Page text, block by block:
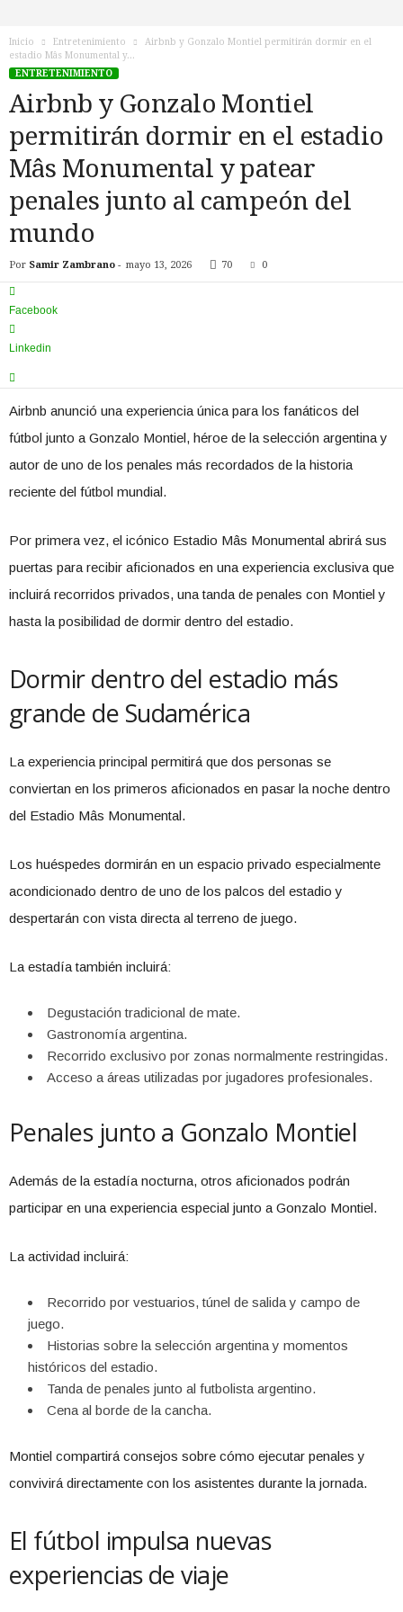
Inicio Entretenimiento
Airbnb y Gonzalo Montiel permitirán dormir en el
estadio Mâs Monumental y...
ENTRETENIMIENTO
Airbnb y Gonzalo Montiel
permitirán dormir en el estadio
Mâs Monumental y patear
penales junto al campeón del
mundo
Por Samir Zambrano - mayo 13, 2026 70 0
Facebook
Linkedin
Airbnb anunció una experiencia única para los fanáticos del
fútbol junto a Gonzalo Montiel, héroe de la selección argentina y
autor de uno de los penales más recordados de la historia
reciente del fútbol mundial.
Por primera vez, el icónico Estadio Mâs Monumental abrirá sus
puertas para recibir aficionados en una experiencia exclusiva que
incluirá recorridos privados, una tanda de penales con Montiel y
hasta la posibilidad de dormir dentro del estadio.
Dormir dentro del estadio más
grande de Sudamérica
La experiencia principal permitirá que dos personas se
conviertan en los primeros aficionados en pasar la noche dentro
del Estadio Mâs Monumental.
Los huéspedes dormirán en un espacio privado especialmente
acondicionado dentro de uno de los palcos del estadio y
despertarán con vista directa al terreno de juego.
La estadía también incluirá:
Degustación tradicional de mate.
Gastronomía argentina.
Recorrido exclusivo por zonas normalmente restringidas.
Acceso a áreas utilizadas por jugadores profesionales.
Penales junto a Gonzalo Montiel
Además de la estadía nocturna, otros aficionados podrán
participar en una experiencia especial junto a Gonzalo Montiel.
La actividad incluirá:
Recorrido por vestuarios, túnel de salida y campo de
juego.
Historias sobre la selección argentina y momentos
históricos del estadio.
Tanda de penales junto al futbolista argentino.
Cena al borde de la cancha.
Montiel compartirá consejos sobre cómo ejecutar penales y
convivirá directamente con los asistentes durante la jornada.
El fútbol impulsa nuevas
experiencias de viaje